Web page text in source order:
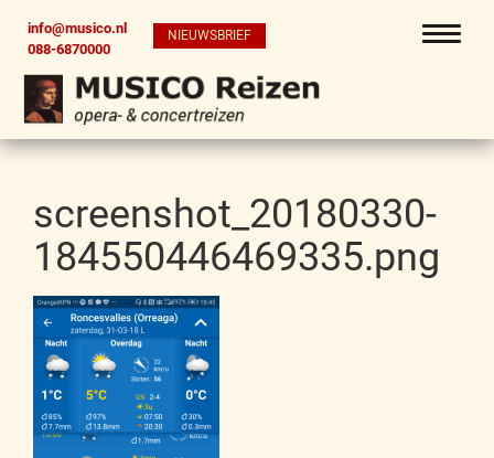
info@musico.nl
088-6870000
NIEUWSBRIEF
screenshot_20180330-
184550446469335.png